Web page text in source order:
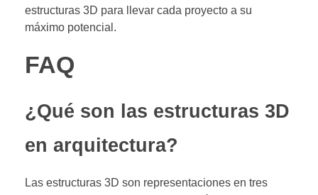
estructuras 3D para llevar cada proyecto a su
máximo potencial.
FAQ
¿Qué son las estructuras 3D
en arquitectura?
Las estructuras 3D son representaciones en tres